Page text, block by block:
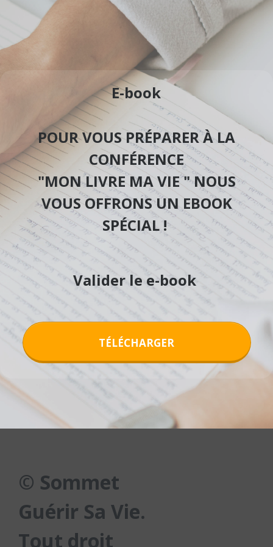
E-book
POUR VOUS PRÉPARER À LA
CONFÉRENCE
"MON LIVRE MA VIE " NOUS
VOUS OFFRONS UN EBOOK
SPÉCIAL !
Valider le e-book
TÉLÉCHARGER
© Sommet
Guérir Sa Vie.
Tout droit